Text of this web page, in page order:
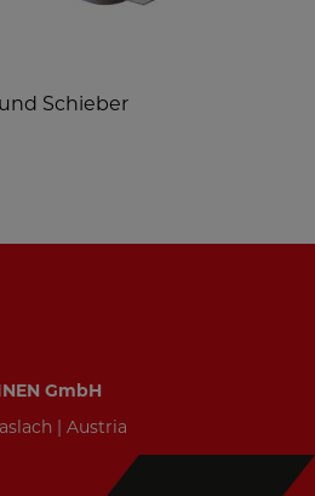
Schieber
GmbH
| Austria